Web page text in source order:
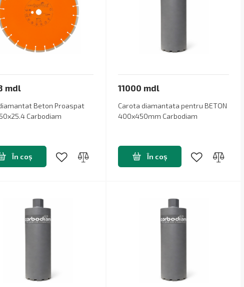
mdl
Beton Proaspat
Carbodiam
În coș
11000 mdl
Carota diamantata pentru BETON
400x450mm Carbodiam
În coș